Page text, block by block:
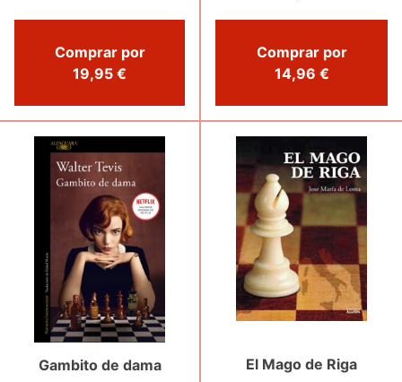
Comprar por
19,95 €
Comprar por
14,96 €
Gambito de dama El Mago de Riga